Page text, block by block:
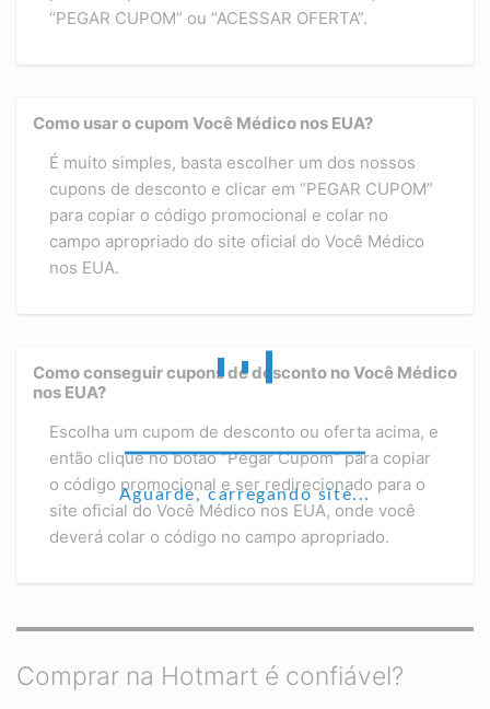
Aguarde, carregando site...
“PEGAR CUPOM” ou “ACESSAR OFERTA”.
Como usar o cupom Você Médico nos EUA?
É muito simples, basta escolher um dos nossos
cupons de desconto e clicar em “PEGAR CUPOM”
para copiar o código promocional e colar no
campo apropriado do site oficial do Você Médico
nos EUA.
Como conseguir cupons de desconto no Você Médico
nos EUA?
Escolha um cupom de desconto ou oferta acima, e
então clique no botão “Pegar Cupom” para copiar
o código promocional e ser redirecionado para o
site oficial do Você Médico nos EUA, onde você
deverá colar o código no campo apropriado.
Comprar na Hotmart é confiável?